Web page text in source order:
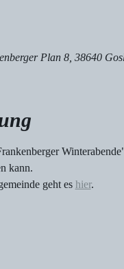
Plan 8, 38640
kann.
geht es hier.